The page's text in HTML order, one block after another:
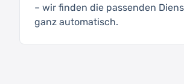
– wir finden die passenden
ganz automatisch.